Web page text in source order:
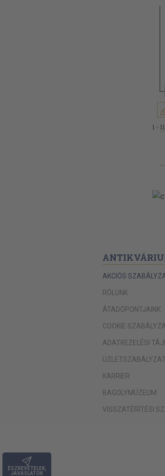
ÉSZREVÉTELEK,
JAVASLATOK
1 -
AKCIÓS
RÓLUNK
ÁTADÓPONTJAINK
COOKIE
ADATKEZELÉSI
KARRIER
BAGOLYMÚZEUM
VISSZATÉRÍTÉSI